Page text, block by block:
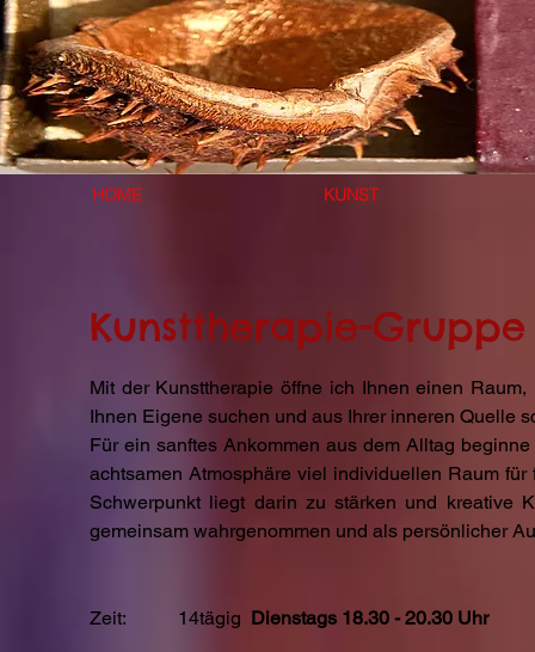
HOME KUNST
Kunsttherapie-Gruppe
Mit der Kunsttherapie öffne ich Ihnen einen
Ihnen Eigene suchen und aus Ihrer inneren Quelle
Für ein sanftes Ankommen aus dem Alltag
achtsamen Atmosphäre viel individuellen Raum
Schwerpunkt liegt darin zu stärken und kreative
gemeinsam wahrgenommen und als persönlicher
Zeit: 14tägig Dienstags 18.30 - 20.30 Uhr